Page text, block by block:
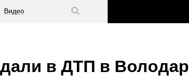
Видео
в ДТП в